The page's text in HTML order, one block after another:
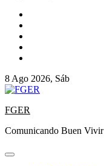
8 Ago 2026, Sáb
FGER
Comunicando Buen Vivir